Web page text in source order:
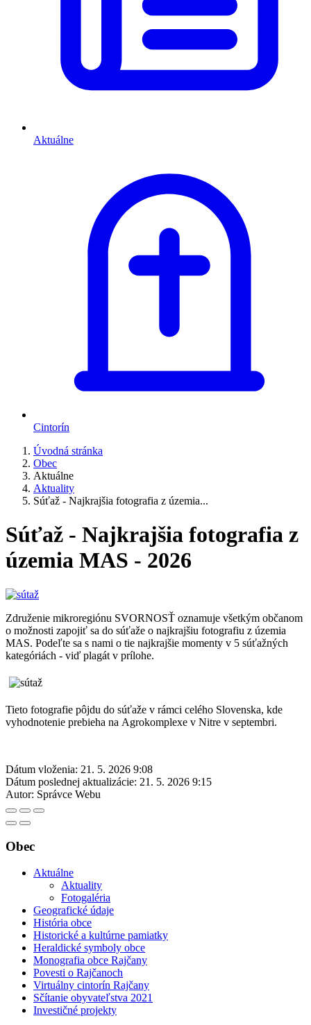
Aktuálne
Cintorín
Úvodná stránka
Obec
Aktuálne
Aktuality
Súťaž - Najkrajšia fotografia z územia...
Súťaž - Najkrajšia fotografia z
územia MAS - 2026
Združenie mikroregiónu SVORNOSŤ oznamuje všetkým občanom
o možnosti zapojiť sa do súťaže o najkrajšiu fotografiu z územia
MAS. Podeľte sa s nami o tie najkrajšie momenty v 5 súťažných
kategóriách - viď plagát v prílohe.
Tieto fotografie pôjdu do súťaže v rámci celého Slovenska, kde
vyhodnotenie prebieha na Agrokomplexe v Nitre v septembri.
Dátum vloženia: 21. 5. 2026 9:08
Dátum poslednej aktualizácie: 21. 5. 2026 9:15
Autor: Správce Webu
Obec
Aktuálne
Aktuality
Fotogaléria
Geografické údaje
História obce
Historické a kultúrne pamiatky
Heraldické symboly obce
Monografia obce Rajčany
Povesti o Rajčanoch
Virtuálny cintorín Rajčany
Sčítanie obyvateľstva 2021
Investičné projekty